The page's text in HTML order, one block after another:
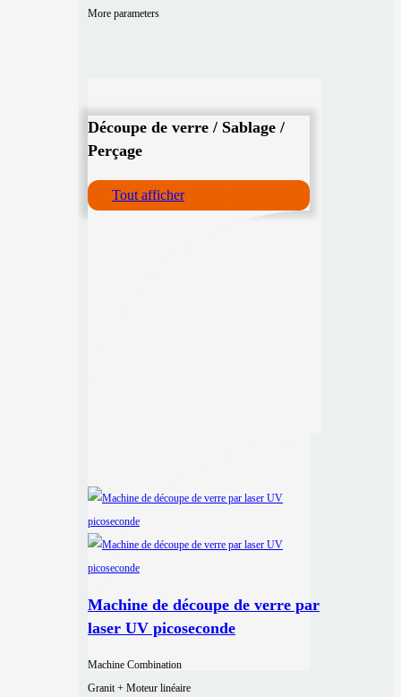
More parameters
Découpe de verre / Sablage /
Perçage
Tout afficher
Machine de découpe de verre par
laser UV picoseconde
Machine Combination
Granit + Moteur linéaire